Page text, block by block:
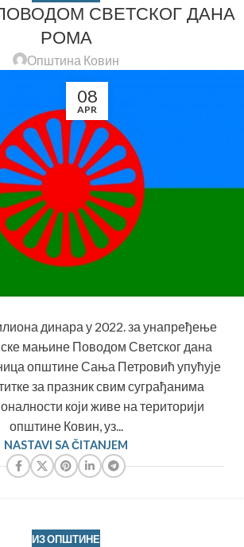
СВЕТСКОГ ДАНА
РОМА
Општина Ковин
08
APR
динара у 2022. за унапређење
мањине Поводом Светског дана
општине Сања Петровић упућује
за празник свим суграђанима
који живе на територији
општине Ковин, уз...
NASTAVI SA ČITANJEM
ИЗ ОПШТИНЕ